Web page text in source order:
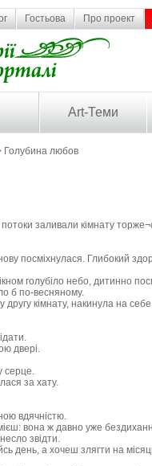
Гостьова Про проект
Art-Теми
Голубина любов
заливали кімнату
посміхнулася. Глибокий
голубіло небо, дитинно
б по-весняному.
кімнату, накинула на
двері.
серце.
за хату.
вдячністю.
вона ж давно уже
звідти.
а хочеш злягти на